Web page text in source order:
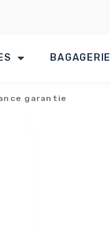
BAGAGERIE
garantie